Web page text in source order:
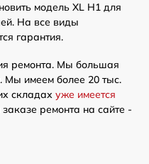
модель XL H1 для
На все виды
гарантия.
ремонта. Мы большая
Мы имеем более 20 тыс.
складах уже имеется
ремонта на сайте -